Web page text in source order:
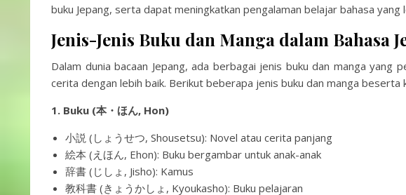
buku Jepang, serta dapat meningkatkan pengalaman belajar bahasa yang
Jenis-Jenis Buku dan Manga dalam Bahasa
Dalam dunia bacaan Jepang, ada berbagai jenis buku dan manga yang
cerita dengan lebih baik. Berikut beberapa jenis buku dan manga beserta
1. Buku (本・ほん, Hon)
小説 (しょうせつ, Shousetsu): Novel atau cerita panjang
絵本 (えほん, Ehon): Buku bergambar untuk anak-anak
辞書 (じしょ, Jisho): Kamus
教科書 (きょうかしょ, Kyoukasho): Buku pelajaran